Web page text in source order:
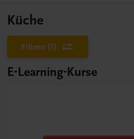
Küche
Filtern (1)
E-Learning-Kurse